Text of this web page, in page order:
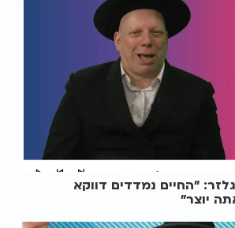
"החיים נמדדים דווקא
יוצר"